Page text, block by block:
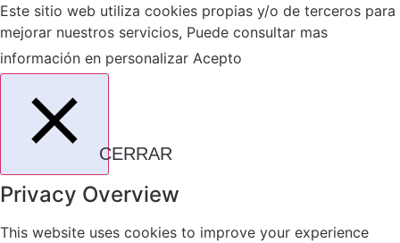
Este sitio web utiliza cookies propias y/o de terceros para
mejorar nuestros servicios, Puede consultar mas
información en personalizar Acepto
CERRAR
Privacy Overview
This website uses cookies to improve your experience